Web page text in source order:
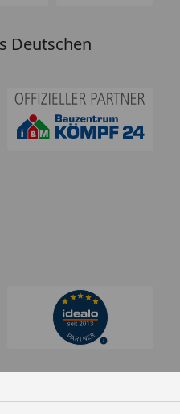
Deutschen